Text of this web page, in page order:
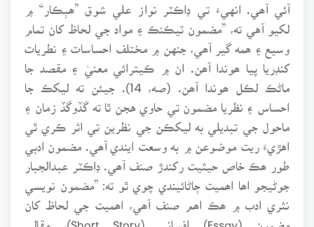
آئي آھي. انهيءَ تي ڊاڪٽر نواز علي شوق ”ھٻڪار“ ۾
لکيو آهي ته، ”مضمون ٽيڪنڪ ۽ مواد جي لحاظ کان تمام
وسيع ۽ ھمه گير آھي، جنهن ۾ مختلف احساسات ۽ نطريات
کنڊريا پيا ھوندا آھن. ان ۾ ڪيترائي معنيٰ ۽ مقصد جا
ماڻڪ لڪل ھوندا آھن. (صه، 14). جيئن ته ليکڪ جا
احساس ۽ نظريا مضمون تي حاوي هجن ٿا ته گڏوگڏ زمان ۽
ماحول جي تبديلي به ليکڪن جي نظرين تي اثر ڪري ٿي
اهڙيءَ ريت موضوعن ۾ به وسعت ايندي آھي. مضمون ادبي
طور ھڪ خاص حيثيت رکندڙ صنف آھي. ڊاڪٽر عبدالجبار
جوڻيجو اھا اھميت ڄاڻائيندي چوي ٿو ته: ”مضمون نويسي
نثري ادب ۾ ھڪ اھم صنف آھي، اھميت جي لحاظ کان
مضمون (Essay) افساني (Short Story)، مقالي